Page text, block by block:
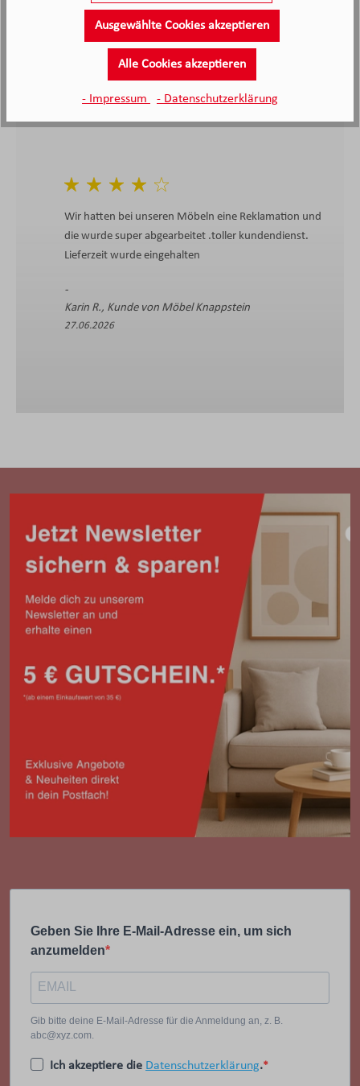
4.4/5.0 4.4
Durchschnittliche Bewertung
Wir hatten bei unseren Möbeln eine Reklamation und
die wurde super abgearbeitet .toller kundendienst.
Lieferzeit wurde eingehalten
Karin R., Kunde von Möbel Knappstein
27.06.2026
Geben Sie Ihre E-Mail-Adresse ein, um sich
anzumelden
Gib bitte deine E-Mail-Adresse für die Anmeldung an, z. B.
abc@xyz.com.
Ich akzeptiere die Datenschutzerklärung.
Ausgewählte Cookies akzeptieren
Alle Cookies akzeptieren
- Impressum - Datenschutzerklärung